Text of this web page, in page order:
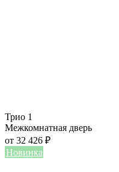
Трио 1
Межкомнатная дверь
от 32 426 ₽
Новинка